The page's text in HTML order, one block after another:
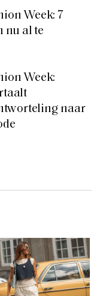
Week: 7
nu al te
Week:
naar